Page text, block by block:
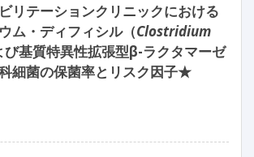
リテーションクリニックにおける
ム・ディフィシル（Clostridium
び基質特異性拡張型β-ラクタマーゼ
細菌の保菌率とリスク因子★